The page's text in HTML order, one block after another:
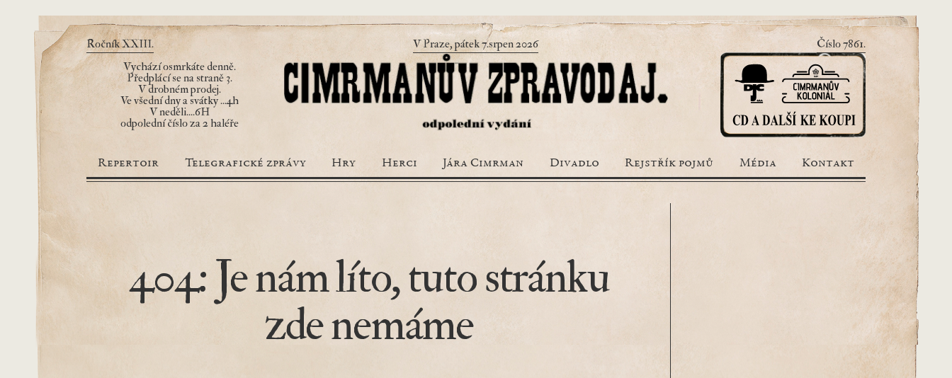
Ročník XXIII. V Praze, pátek 7.srpen 2026
Číslo 7861.
Vychází osmrkáte denně.
Předplácí se na straně 3.
V drobném prodej.
Ve všední dny a svátky ...4h
V neděli....6H
odpolední číslo za 2 haléře
Repertoir Telegrafické zprávy Hry Herci Jára Cimrman Divadlo Rejstřík pojmů Média Kontakt
404: Je nám líto, tuto stránku
zde nemáme